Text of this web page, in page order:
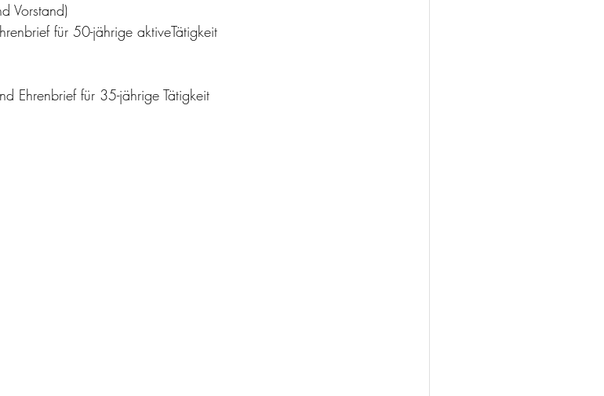
Vorstand)
für 50-jährige aktiveTätigkeit
Ehrenbrief für 35-jährige Tätigkeit